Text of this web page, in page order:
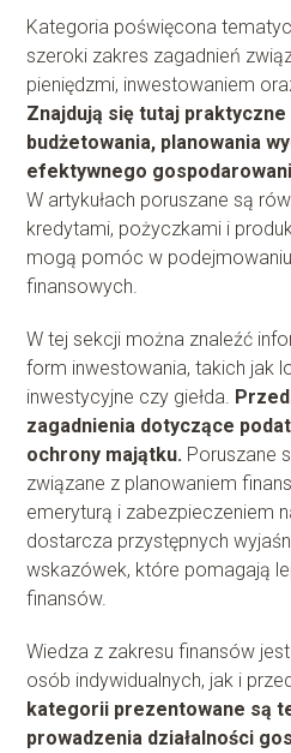
Kategoria poświęcona
szeroki zakres zagadnień
pieniędzmi, inwestowaniem
Znajdują się tutaj
budżetowania, planowania
efektywnego
W artykułach poruszane są
kredytami, pożyczkami i
mogą pomóc w
finansowych.
W tej sekcji można znaleźć
form inwestowania, takich jak
inwestycyjne czy giełda.
zagadnienia dotyczące
ochrony majątku. Poruszane
związane z planowaniem
emeryturą i zabezpieczeniem
dostarcza przystępnych
wskazówek, które pomagają
finansów.
Wiedza z zakresu finansów
osób indywidualnych, jak i
kategorii prezentowane są
prowadzenia działalności